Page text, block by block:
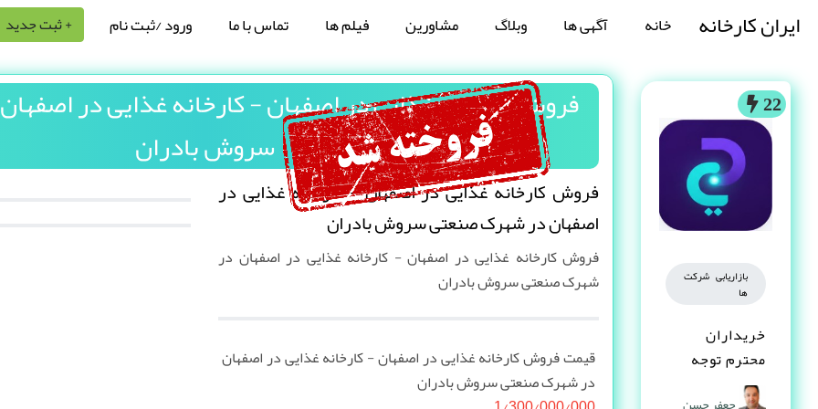
ایران کارخانه خانه آگهی ها وبلاگ مشاورین فیلم ها تماس با ما ورود /ثبت نام + ثبت جدید
22
بازاریابی شرکت
ها
خریداران
محترم توجه
کنند
فروش کارخانه غذایی در اصفهان - کارخانه غذایی در
سروش بادران
فروش کارخانه غذایی در اصفهان - کارخانه غذایی در
اصفهان در شهرک صنعتی سروش بادران
فروش کارخانه غذایی در اصفهان - کارخانه غذایی در اصفهان در
شهرک صنعتی سروش بادران
قیمت فروش کارخانه غذایی در اصفهان - کارخانه غذایی در اصفهان
در شهرک صنعتی سروش بادران